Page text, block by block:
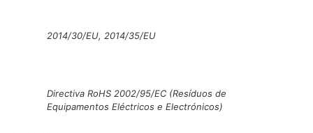
2014/30/EU, 2014/35/EU
Directiva RoHS 2002/95/EC (Resíduos de
Equipamentos Eléctricos e Electrónicos)